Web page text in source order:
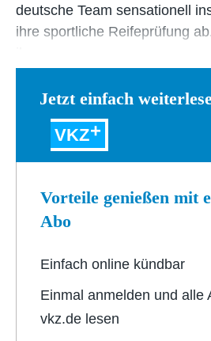
deutsche Team sensationell
ihre sportliche Reifeprüfung
Jetzt einfach
VKZ
Vorteile genießen mit
Abo
Einfach online kündbar
Einmal anmelden und alle
vkz.de lesen